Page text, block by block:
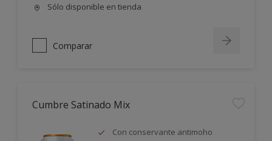
Sólo disponible en tienda
Comparar
Cumbre Satinado Mix
Con conservante antimoho